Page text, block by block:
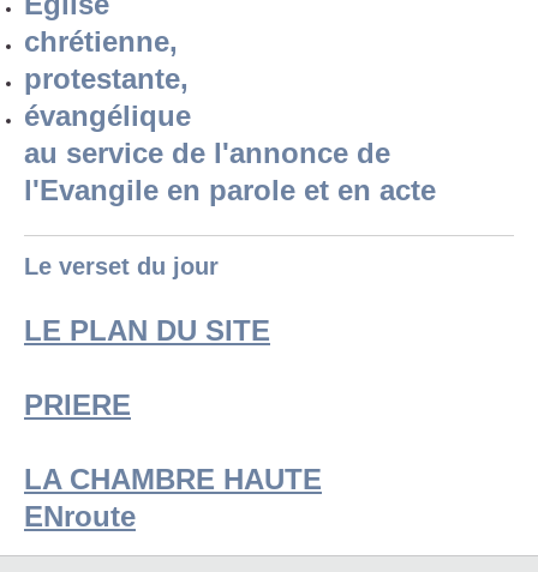
chrétienne,
protestante,
évangélique
au service de l'annonce de
l'Evangile en parole et en acte
Le verset du jour
LE PLAN DU SITE
PRIERE
LA CHAMBRE HAUTE
ENroute